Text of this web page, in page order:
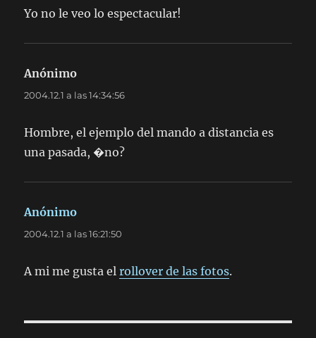
Yo no le veo lo espectacular!
Anónimo
2004.12.1 a las 14:34:56
Hombre, el ejemplo del mando a distancia es
una pasada, �no?
Anónimo
2004.12.1 a las 16:21:50
A mi me gusta elrollover de las fotos.